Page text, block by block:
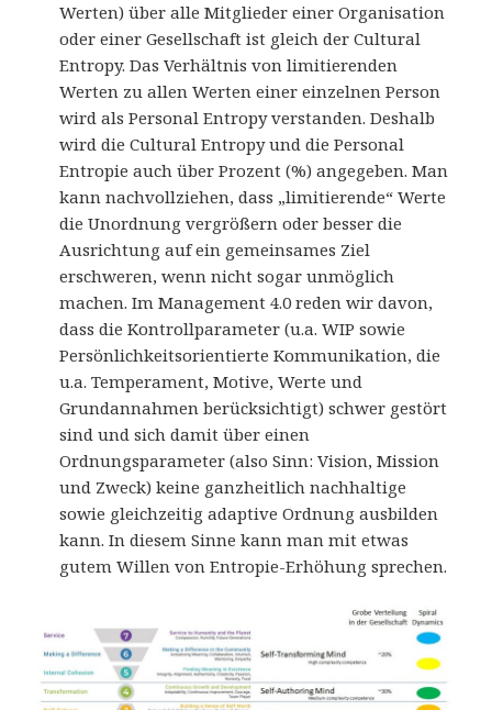
Werten) über alle Mitglieder einer Organisation
oder einer Gesellschaft ist gleich der Cultural
Entropy. Das Verhältnis von limitierenden
Werten zu allen Werten einer einzelnen Person
wird als Personal Entropy verstanden. Deshalb
wird die Cultural Entropy und die Personal
Entropie auch über Prozent (%) angegeben. Man
kann nachvollziehen, dass „limitierende“ Werte
die Unordnung vergrößern oder besser die
Ausrichtung auf ein gemeinsames Ziel
erschweren, wenn nicht sogar unmöglich
machen. Im Management 4.0 reden wir davon,
dass die Kontrollparameter (u.a. WIP sowie
Persönlichkeitsorientierte Kommunikation, die
u.a. Temperament, Motive, Werte und
Grundannahmen berücksichtigt) schwer gestört
sind und sich damit über einen
Ordnungsparameter (also Sinn: Vision, Mission
und Zweck) keine ganzheitlich nachhaltige
sowie gleichzeitig adaptive Ordnung ausbilden
kann. In diesem Sinne kann man mit etwas
gutem Willen von Entropie-Erhöhung sprechen.